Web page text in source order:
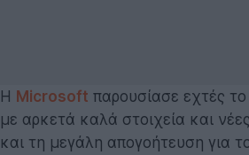
Η Microsoft παρουσίασε εχτές το
με αρκετά καλά στοιχεία και
και τη μεγάλη απογοήτευση για